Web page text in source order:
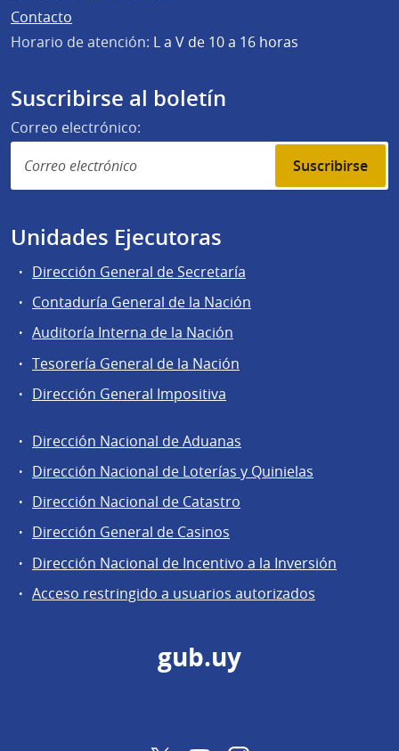
Contacto
Horario de atención: L a V de 10 a 16 horas
Suscribirse al boletín
Correo electrónico:
Suscribirse
Unidades Ejecutoras
Dirección General de Secretaría
Contaduría General de la Nación
Auditoría Interna de la Nación
Tesorería General de la Nación
Dirección General Impositiva
Áreas
de
la
Dirección
General
de
Secretaría
Dirección Nacional de Aduanas
Dirección Nacional de Loterías y Quinielas
Dirección Nacional de Catastro
Dirección General de Casinos
Dirección Nacional de Incentivo a la Inversión
Acceso restringido a usuarios autorizados
gub.uy